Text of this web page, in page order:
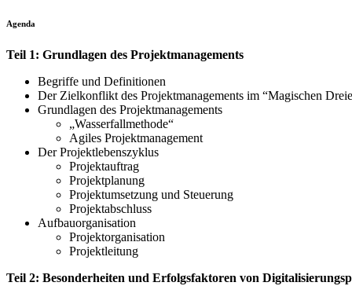
Agenda
Teil 1: Grundlagen des Projektmanagements
Begriffe und Definitionen
Der Zielkonflikt des Projektmanagements im “Magischen
Grundlagen des Projektmanagements
„Wasserfallmethode“
Agiles Projektmanagement
Der Projektlebenszyklus
Projektauftrag
Projektplanung
Projektumsetzung und Steuerung
Projektabschluss
Aufbauorganisation
Projektorganisation
Projektleitung
Teil 2: Besonderheiten und Erfolgsfaktoren von